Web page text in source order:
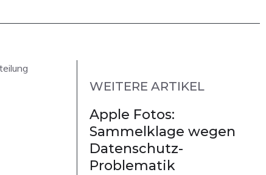
WEITERE ARTIKEL
Apple Fotos:
Sammelklage wegen
Datenschutz-
Problematik